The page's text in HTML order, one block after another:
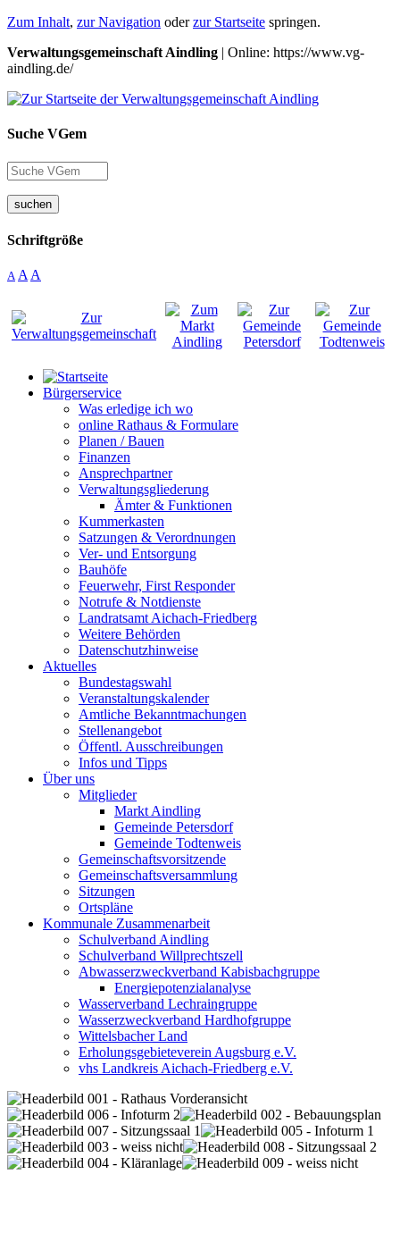
Zum Inhalt, zur Navigation oderzur Startseite springen.
Verwaltungsgemeinschaft Aindling | Online: https://www.vg-
aindling.de/
Suche VGem
suchen
Schriftgröße
A A A
Bürgerservice
Was erledige ich wo
online Rathaus & Formulare
Planen / Bauen
Finanzen
Ansprechpartner
Verwaltungsgliederung
Ämter & Funktionen
Kummerkasten
Satzungen & Verordnungen
Ver- und Entsorgung
Bauhöfe
Feuerwehr, First Responder
Notrufe & Notdienste
Landratsamt Aichach-Friedberg
Weitere Behörden
Datenschutzhinweise
Aktuelles
Bundestagswahl
Veranstaltungskalender
Amtliche Bekanntmachungen
Stellenangebot
Öffentl. Ausschreibungen
Infos und Tipps
Über uns
Mitglieder
Markt Aindling
Gemeinde Petersdorf
Gemeinde Todtenweis
Gemeinschaftsvorsitzende
Gemeinschaftsversammlung
Sitzungen
Ortspläne
Kommunale Zusammenarbeit
Schulverband Aindling
Schulverband Willprechtszell
Abwasserzweckverband Kabisbachgruppe
Energiepotenzialanalyse
Wasserverband Lechraingruppe
Wasserzweckverband Hardhofgruppe
Wittelsbacher Land
Erholungsgebieteverein Augsburg e.V.
vhs Landkreis Aichach-Friedberg e.V.